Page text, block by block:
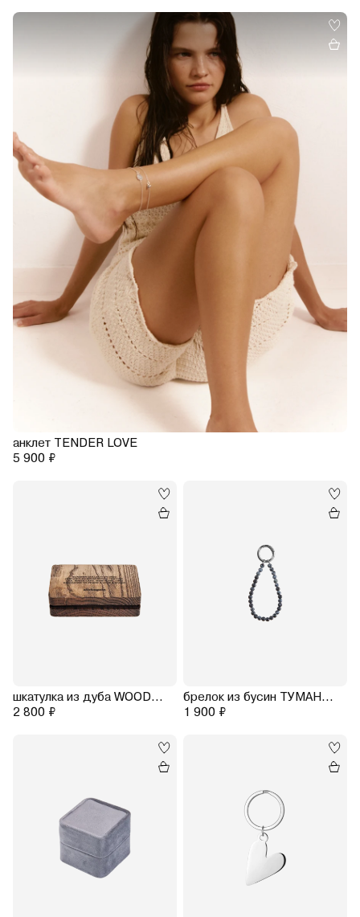
анклет TENDER LOVE
5 900 ₽
шкатулка из дуба WOODSTOCK
2 800 ₽
брелок из бусин ТУМАН размер S (снежный обсидиан)
1 900 ₽